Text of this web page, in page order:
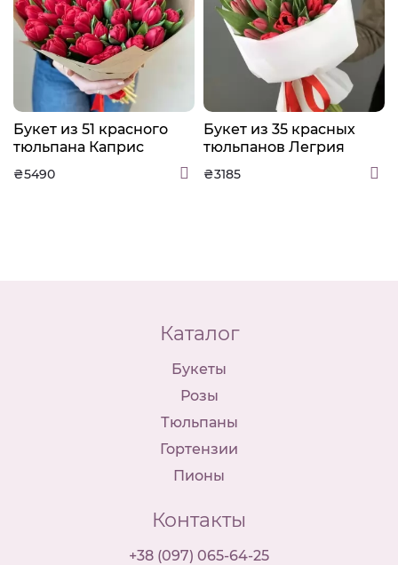
Букет из 51 красного
тюльпана Каприс
₴5490
Букет из 35 красных
тюльпанов Легрия
₴3185
Каталог
Букеты
Розы
Тюльпаны
Гортензии
Пионы
Контакты
+38 (097) 065-64-25